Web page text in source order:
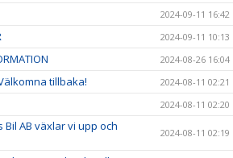
2024-09-11 16:42
2024-09-11 10:13
2024-08-26 16:04
tillbaka! 2024-08-11 02:21
2024-08-11 02:20
AB växlar vi upp och
2024-08-11 02:19